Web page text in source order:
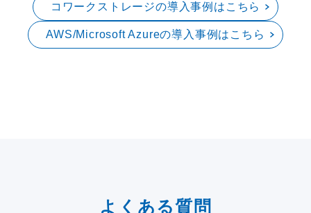
コワークストレージの導入事例はこちら
AWS/Microsoft Azureの導入事例はこちら
よくある質問